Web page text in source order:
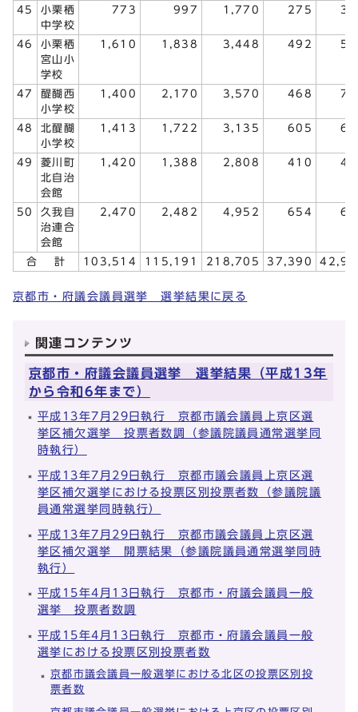
45
小栗栖
中学校
773 997 1,770 275
46
小栗栖
宮山小
学校
1,610 1,838 3,448 492
47
醍醐西
小学校
1,400 2,170 3,570 468
48
北醍醐
小学校
1,413 1,722 3,135 605
49
菱川町
北自治
会館
1,420 1,388 2,808 410
50
久我自
治連合
会館
2,470 2,482 4,952 654
合 計 103,514 115,191 218,705 37,390
京都市・府議会議員選挙 選挙結果に戻る
関連コンテンツ
京都市・府議会議員選挙 選挙結果（平成13年
から令和6年まで）
平成13年7月29日執行 京都市議会議員上京区選
挙区補欠選挙 投票者数調（参議院議員通常選挙同
時執行）
平成13年7月29日執行 京都市議会議員上京区選
挙区補欠選挙における投票区別投票者数（参議院議
員通常選挙同時執行）
平成13年7月29日執行 京都市議会議員上京区選
挙区補欠選挙 開票結果（参議院議員通常選挙同時
執行）
平成15年4月13日執行 京都市・府議会議員一般
選挙 投票者数調
平成15年4月13日執行 京都市・府議会議員一般
選挙における投票区別投票者数
京都市議会議員一般選挙における北区の投票区別投
票者数